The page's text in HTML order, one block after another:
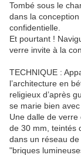
Tombé sous le
dans la
confidentielle.
Et pourtant !
verre invite à la
TECHNIQUE :
l’architecture en
religieux d’après
se marie bien
Une dalle de
de 30 mm, teintés
dans un réseau
"briques